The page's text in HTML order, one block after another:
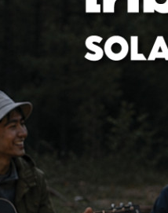
าที่เกี่ยวข้องกับงาน lighting หรือ
ที่ได้รับมอบหมาย
นการทำงานได้ดี